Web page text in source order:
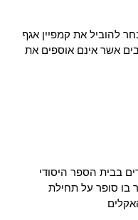
להוביל את קמפיין אגף
אשר אינם אוספים את
בבית הספר היסודי
בו סופר על תחילת